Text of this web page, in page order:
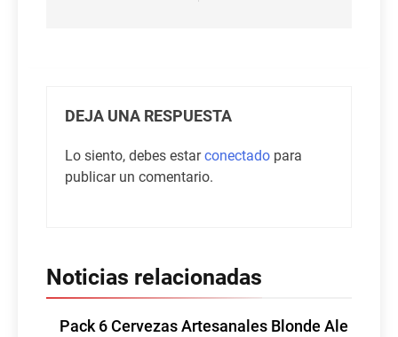
DEJA UNA RESPUESTA
Lo siento, debes estarconectado para
publicar un comentario.
Noticias relacionadas
Pack 6 Cervezas Artesanales Blonde Ale